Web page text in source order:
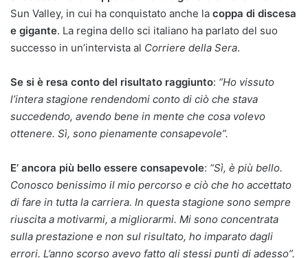
Sun Valley, in cui ha conquistato anche la coppa di discesa
e gigante. La regina dello sci italiano ha parlato del suo
successo in un’intervista al Corriere della Sera.
Se si è resa conto del risultato raggiunto: “Ho vissuto
l’intera stagione rendendomi conto di ciò che stava
succedendo, avendo bene in mente che cosa volevo
ottenere. Sì, sono pienamente consapevole”.
E’ ancora più bello essere consapevole: “Sì, è più bello.
Conosco benissimo il mio percorso e ciò che ho accettato
di fare in tutta la carriera. In questa stagione sono sempre
riuscita a motivarmi, a migliorarmi. Mi sono concentrata
sulla prestazione e non sul risultato, ho imparato dagli
errori. L’anno scorso avevo fatto gli stessi punti di adesso”.